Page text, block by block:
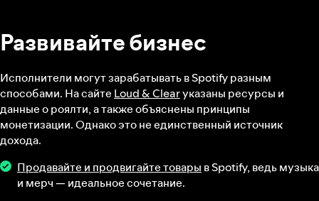
Развивайте бизнес
Исполнители могут зарабатывать в Spotify разным
способами. На сайте Loud & Clearуказаны ресурсы и
данные о роялти, а также объяснены принципы
монетизации. Однако это не единственный источник
дохода.
Продавайте и продвигайте товары в Spotify, ведь музыка
и мерч — идеальное сочетание.